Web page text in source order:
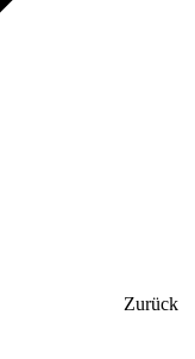
Zurück